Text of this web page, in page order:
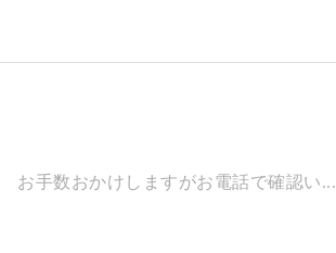
お手数おかけしますがお電話で確認い...